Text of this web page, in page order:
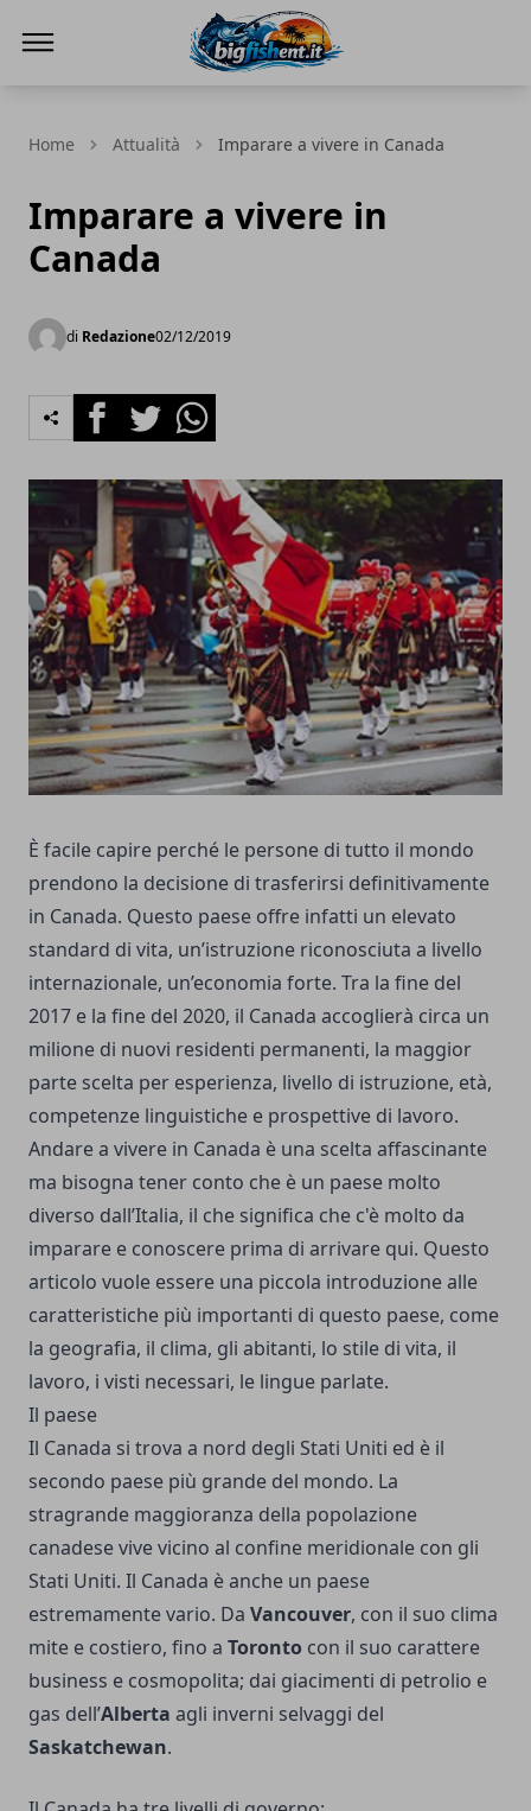
Home Attualità Imparare a vivere in Canada
Imparare a vivere in
Canada
di Redazione02/12/2019
FacebookTwitterWhatsapp
È facile capire perché le persone di tutto il mondo
prendono la decisione di trasferirsi definitivamente
in Canada. Questo paese offre infatti un elevato
standard di vita, un’istruzione riconosciuta a livello
internazionale, un’economia forte. Tra la fine del
2017 e la fine del 2020, il Canada accoglierà circa un
milione di nuovi residenti permanenti, la maggior
parte scelta per esperienza, livello di istruzione, età,
competenze linguistiche e prospettive di lavoro.
Andare a vivere in Canada è una scelta affascinante
ma bisogna tener conto che è un paese molto
diverso dall’Italia, il che significa che c'è molto da
imparare e conoscere prima di arrivare qui. Questo
articolo vuole essere una piccola introduzione alle
caratteristiche più importanti di questo paese, come
la geografia, il clima, gli abitanti, lo stile di vita, il
lavoro, i visti necessari, le lingue parlate.
Il paese
Il Canada si trova a nord degli Stati Uniti ed è il
secondo paese più grande del mondo. La
stragrande maggioranza della popolazione
canadese vive vicino al confine meridionale con gli
Stati Uniti. Il Canada è anche un paese
estremamente vario. Da Vancouver, con il suo clima
mite e costiero, fino a Toronto con il suo carattere
business e cosmopolita; dai giacimenti di petrolio e
gas dell’Alberta agli inverni selvaggi del
Saskatchewan.